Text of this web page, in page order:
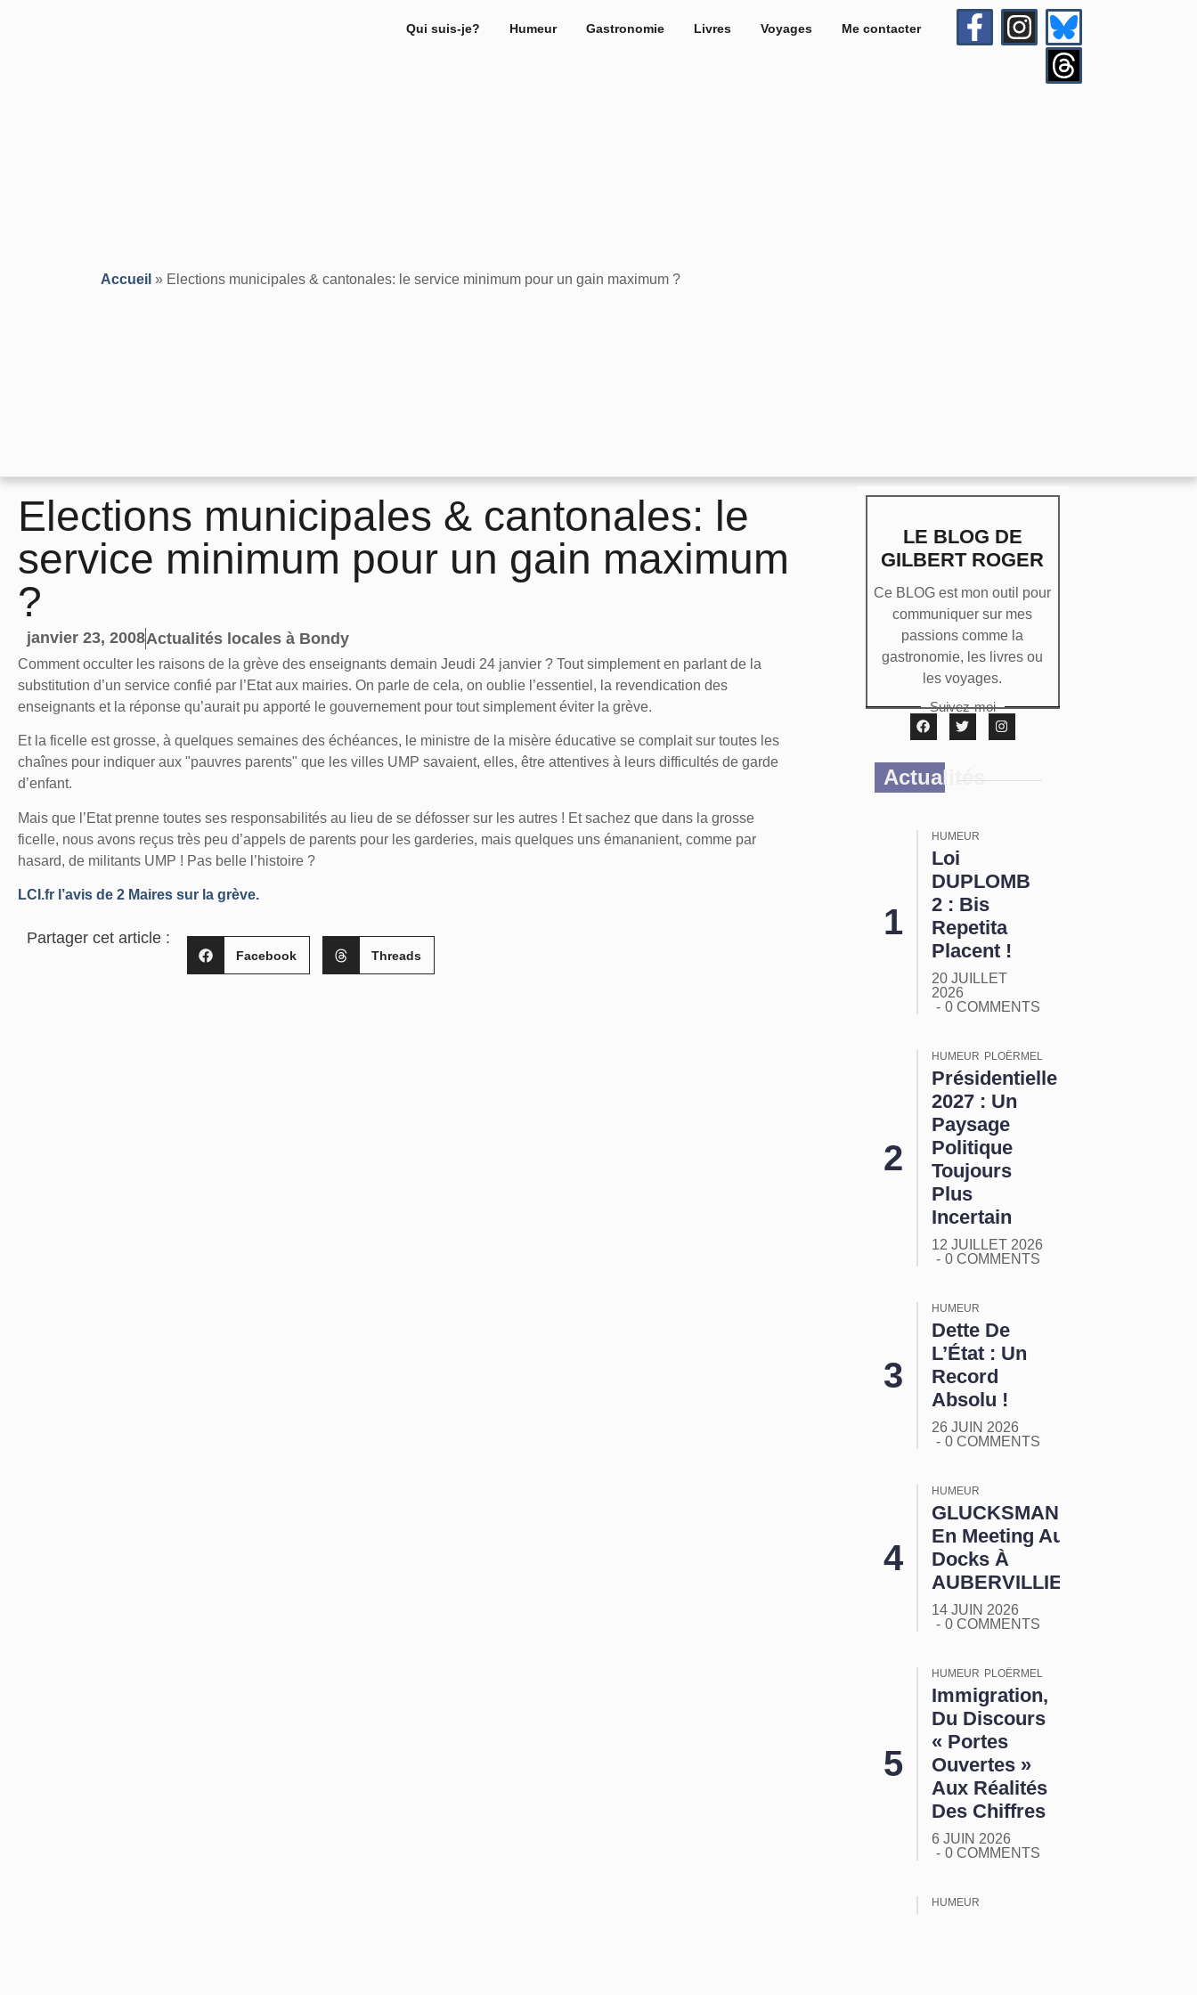
Qui suis-je? Humeur Gastronomie Livres Voyages Me contacter
Accueil » Elections municipales & cantonales: le service minimum pour un gain maximum ?
Elections municipales & cantonales: le
service minimum pour un gain maximum
?
janvier 23, 2008Actualités locales à Bondy
Comment occulter les raisons de la grève des enseignants demain Jeudi 24 janvier ? Tout simplement en parlant de la
substitution d’un service confié par l’Etat aux mairies. On parle de cela, on oublie l’essentiel, la revendication des
enseignants et la réponse qu’aurait pu apporté le gouvernement pour tout simplement éviter la grève.
Et la ficelle est grosse, à quelques semaines des échéances, le ministre de la misère éducative se complait sur toutes les
chaînes pour indiquer aux "pauvres parents" que les villes UMP savaient, elles, être attentives à leurs difficultés de garde
d’enfant.
Mais que l’Etat prenne toutes ses responsabilités au lieu de se défosser sur les autres ! Et sachez que dans la grosse
ficelle, nous avons reçus très peu d’appels de parents pour les garderies, mais quelques uns émananient, comme par
hasard, de militants UMP ! Pas belle l’histoire ?
LCI.fr l’avis de 2 Maires sur la grève.
Partager cet article :
Facebook Threads
LE BLOG DE
GILBERT ROGER
Ce BLOG est mon outil pour
communiquer sur mes
passions comme la
gastronomie, les livres ou
les voyages.
Suivez-moi
Actualités
HUMEUR
Loi
DUPLOMB
2 : Bis
Repetita
Placent !
20 JUILLET
2026
0 COMMENTS
HUMEUR PLOËRMEL
Présidentielle
2027 : Un
Paysage
Politique
Toujours
Plus
Incertain
12 JUILLET 2026
0 COMMENTS
HUMEUR
Dette De
L’État : Un
Record
Absolu !
26 JUIN 2026
0 COMMENTS
HUMEUR
GLUCKSMANN
En Meeting Aux
Docks À
AUBERVILLIERS
14 JUIN 2026
0 COMMENTS
HUMEUR PLOËRMEL
Immigration,
Du Discours
« Portes
Ouvertes »
Aux Réalités
Des Chiffres
6 JUIN 2026
0 COMMENTS
HUMEUR